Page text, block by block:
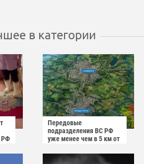
в категории
РФ
Передовые
подразделения ВС РФ
уже менее чем в 5 км от
Славянска